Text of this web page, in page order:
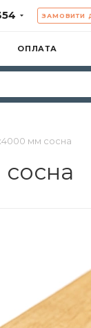
ЗАМОВИТИ
ОПЛАТА
мм сосна